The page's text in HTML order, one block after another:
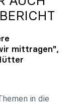
mittragen",
in die